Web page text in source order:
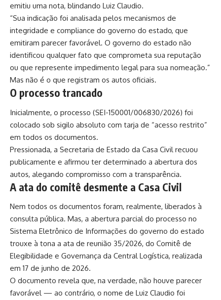
emitiu uma nota, blindando Luiz Claudio.
“Sua indicação foi analisada pelos mecanismos de
integridade e compliance do governo do estado, que
emitiram parecer favorável. O governo do estado não
identificou qualquer fato que comprometa sua reputação
ou que represente impedimento legal para sua nomeação.”
Mas não é o que registram os autos oficiais.
O processo trancado
Inicialmente, o processo (SEI-150001/006830/2026) foi
colocado sob sigilo absoluto com tarja de “acesso restrito”
em todos os documentos.
Pressionada, a Secretaria de Estado da Casa Civil recuou
publicamente e afirmou ter determinado a abertura dos
autos, alegando compromisso com a transparência.
A ata do comitê desmente a Casa Civil
Nem todos os documentos foram, realmente, liberados à
consulta pública. Mas, a abertura parcial do processo no
Sistema Eletrônico de Informações do governo do estado
trouxe à tona a ata de reunião 35/2026, do Comitê de
Elegibilidade e Governança da Central Logística, realizada
em 17 de junho de 2026.
O documento revela que, na verdade, não houve parecer
favorável — ao contrário, o nome de Luiz Claudio foi